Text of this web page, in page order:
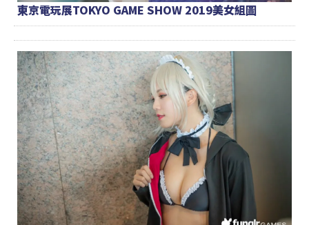
東京電玩展TOKYO GAME SHOW 2019美女組圖